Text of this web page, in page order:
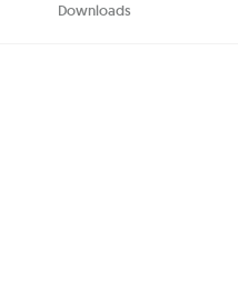
Downloads